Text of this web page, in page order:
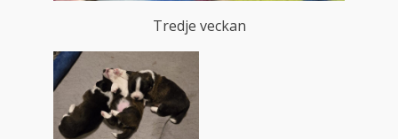
Tredje veckan